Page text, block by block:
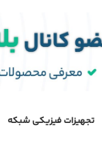
تجهیزات فیزیکی شبکه